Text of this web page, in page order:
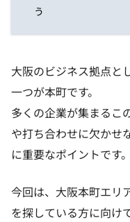
う
大阪のビジネス拠点と
一つが本町です。
多くの企業が集まるこ
や打ち合わせに欠かせ
に重要なポイントです。
今回は、大阪本町エリ
を探している方に向け